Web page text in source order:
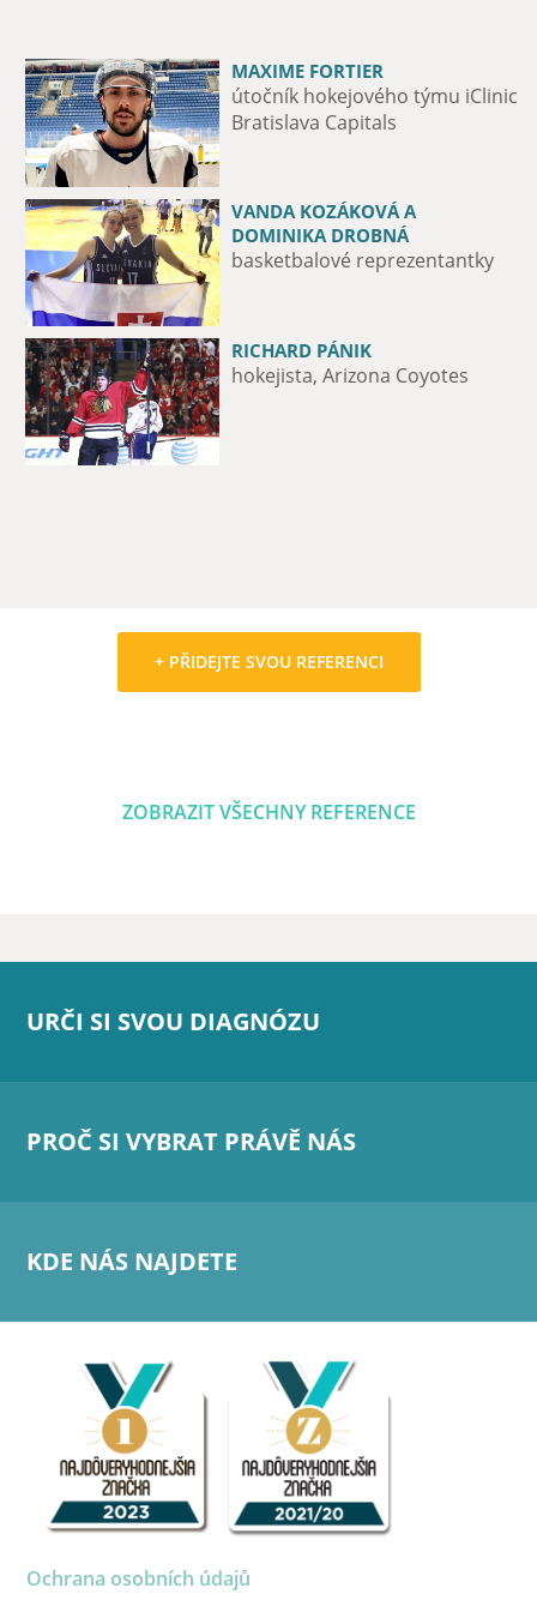
MAXIME FORTIER
útočník hokejového týmu iClinic
Bratislava Capitals
VANDA KOZÁKOVÁ A
DOMINIKA DROBNÁ
basketbalové reprezentantky
RICHARD PÁNIK
hokejista, Arizona Coyotes
JURIJ MEDVEDĚV
fotbalový obránce, ŠK Slovan
MICHAL VALENT
hokejista HK Nitra
CLÉBER NASCIMENTO DA SILVA
Fotbalový hráč ŠK Slovan
+ PŘIDEJTE SVOU REFERENCI
ZOBRAZIT VŠECHNY REFERENCE
URČI SI SVOU DIAGNÓZU
PROČ SI VYBRAT PRÁVĚ NÁS
KDE NÁS NAJDETE
Ochrana osobních údajů